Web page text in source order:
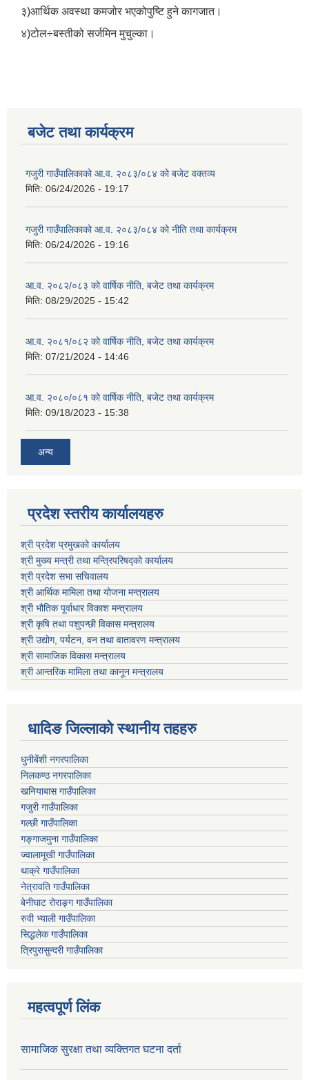
३)आर्थिक अवस्था कमजोर भएकोपुष्टि हुने कागजात।
४)टोल÷बस्तीको सर्जमिन मुचुल्का।
बजेट तथा कार्यक्रम
गजुरी गाउँपालिकाको आ.व. २०८३/०८४ को बजेट वक्तव्य
मिति: 06/24/2026 - 19:17
गजुरी गाउँपालिकाको आ.व. २०८३/०८४ को नीति तथा कार्यक्रम
मिति: 06/24/2026 - 19:16
आ.व. २०८२/०८३ को वार्षिक नीति, बजेट तथा कार्यक्रम
मिति: 08/29/2025 - 15:42
आ.व. २०८१/०८२ को वार्षिक नीति, बजेट तथा कार्यक्रम
मिति: 07/21/2024 - 14:46
आ.व. २०८०/०८१ को वार्षिक नीति, बजेट तथा कार्यक्रम
मिति: 09/18/2023 - 15:38
अन्य
प्रदेश स्तरीय कार्यालयहरु
श्री प्रदेश प्रमुखको कार्यालय
श्री मुख्य मन्त्री तथा मन्त्रिपरिषद्को कार्यालय
श्री प्रदेश सभा सचिवालय
श्री आर्थिक मामिला तथा योजना मन्त्रालय
श्री भौतिक पूर्वाधार विकाश मन्त्रालय
श्री कृषि तथा पशुपन्छी विकास मन्त्रालय
श्री उद्योग, पर्यटन, वन तथा वातावरण मन्त्रालय
श्री सामाजिक विकास मन्त्रालय
श्री आन्तरिक मामिला तथा कानून मन्त्रालय
धादिङ जिल्लाकाे स्थानीय तहहरु
धुनीबेंशी नगरपालिका
निलकण्ठ नगरपालिका
खनियाबास गाउँपालिका
गजुरी गाउँपालिका
गल्छी गाउँपालिका
गङ्गाजमुना गाउँपालिका
ज्वालामूखी गाउँपालिका
थाक्रे गाउँपालिका
नेत्रावति गाउँपालिका
बेनीघाट रोराङ्ग गाउँपालिका
रुवी भ्याली गाउँपालिका
सिद्धलेक गाउँपालिका
त्रिपुरासुन्दरी गाउँपालिका
महत्वपूर्ण लिंक
सामाजिक सुरक्षा तथा व्यक्तिगत घटना दर्ता